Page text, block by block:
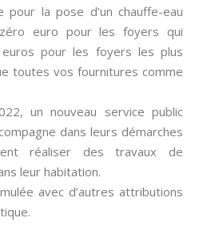
pour la pose d’un chauffe-eau
euro pour les foyers qui
pour les foyers les plus
toutes vos fournitures comme
un nouveau service public
dans leurs démarches
réaliser des travaux de
leur habitation.
avec d’autres attributions